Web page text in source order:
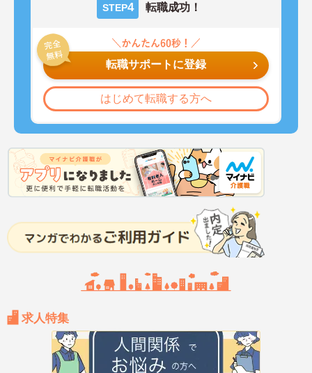
STEP4 転職成功！
転職サポートに登録
はじめて転職する方へ
求人特集